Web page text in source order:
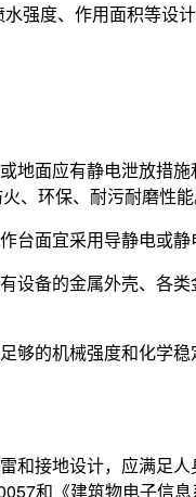
强度、作用面积等设
地面应有静电泄放措
、环保、耐污耐磨性能
台面宜采用导静电或静
设备的金属外壳、各
够的机械强度和化学
和接地设计，应满足
和《建筑物电子信